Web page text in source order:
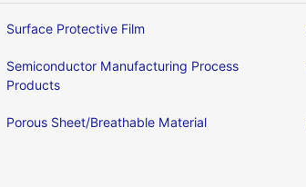
Surface Protective Film
Semiconductor Manufacturing Process
Products
Porous Sheet/Breathable Material